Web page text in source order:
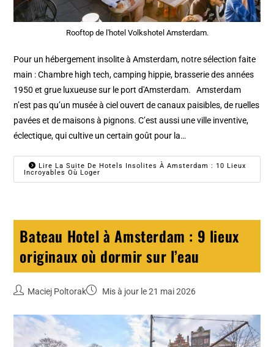
Rooftop de l'hotel Volkshotel Amsterdam.
Pour un hébergement insolite à Amsterdam, notre sélection faite
main : Chambre high tech, camping hippie, brasserie des années
1950 et grue luxueuse sur le port d'Amsterdam. Amsterdam
n’est pas qu’un musée à ciel ouvert de canaux paisibles, de ruelles
pavées et de maisons à pignons. C’est aussi une ville inventive,
éclectique, qui cultive un certain goût pour la…
Lire La Suite De Hotels Insolites À Amsterdam : 10 Lieux
Incroyables Où Loger
Bateau Hotel à Amsterdam : 9 lieux
originaux où dormir sur l’eau
Maciej Poltorak Mis à jour le 21 mai 2026